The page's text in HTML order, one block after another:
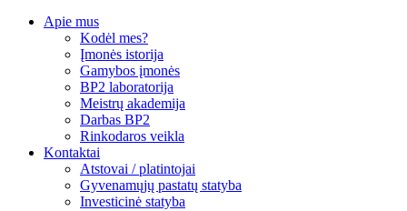
Apie mus
Kodėl mes?
Įmonės istorija
Gamybos įmonės
BP2 laboratorija
Meistrų akademija
Darbas BP2
Rinkodaros veikla
Kontaktai
Atstovai / platintojai
Gyvenamųjų pastatų statyba
Investicinė statyba